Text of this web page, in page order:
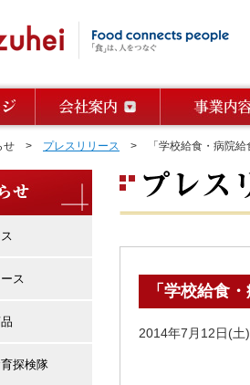
せ > プレスリリース > 「学校給食・病院給
「学校給食
2014年7月12日(
ス
探検隊